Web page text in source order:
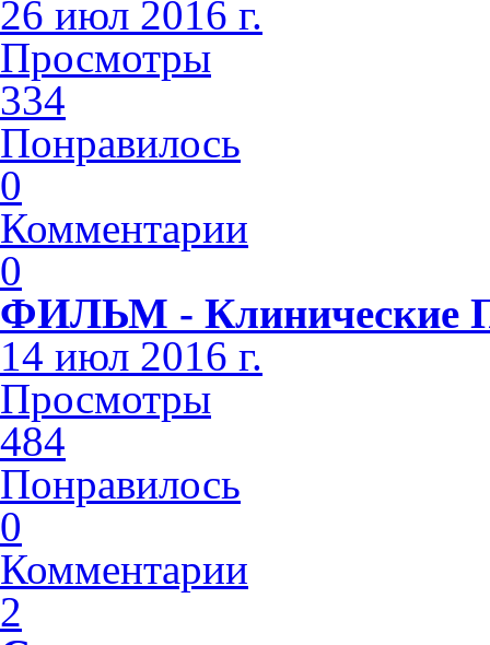
26 июл 2016 г.
Просмотры
334
Понравилось
0
Комментарии
0
ФИЛЬМ - Клинические
14 июл 2016 г.
Просмотры
484
Понравилось
0
Комментарии
2